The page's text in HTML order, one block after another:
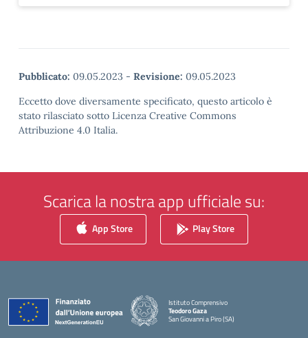
Pubblicato: 09.05.2023 - Revisione: 09.05.2023
Eccetto dove diversamente specificato, questo articolo è
stato rilasciato sotto Licenza Creative Commons
Attribuzione 4.0 Italia.
Scarica la nostra app ufficiale su:
App Store Play Store
Istituto Comprensivo
Teodoro Gaza
San Giovanni a Piro (SA)